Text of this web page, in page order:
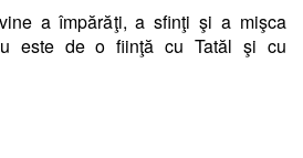
a împărăţi, a sfinţi şi a mişca
este de o fiinţă cu Tatăl şi cu